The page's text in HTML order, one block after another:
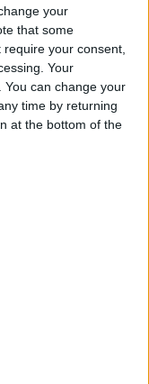
your
that some
your consent,
Your
You can change your
time by returning
at the bottom of the
la sua esperienza